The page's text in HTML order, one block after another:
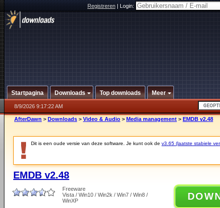
Registreren|Login:
Startpagina Downloads Top downloads Meer
8/9/2026 9:17:22 AM
AfterDawn > Downloads > Video & Audio > Media management > EMDB v2.48
Dit is een oude versie van deze software. Je kunt ook de v3.65 (laatste stabiele
EMDB v2.48
Freeware
Vista / Win10 / Win2k / Win7 / Win8 /
WinXP